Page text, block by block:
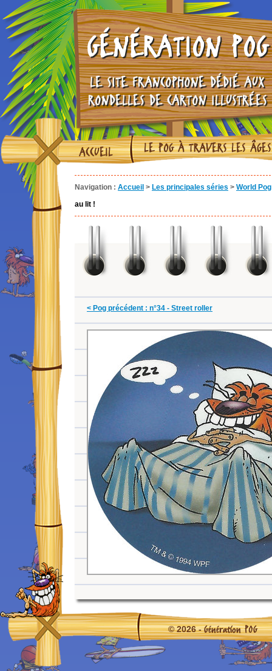
GÉNÉRATION POG
LE SITE FRANCOPHONE DÉDIÉ AUX
RONDELLES DE CARTON ILLUSTRÉES
ACCUEIL LE POG À TRAVERS LES ÂGES
Navigation : Accueil > Les principales séries > World
au lit !
< Pog précédent : n°34 - Street roller
© 2026 -Génération POG